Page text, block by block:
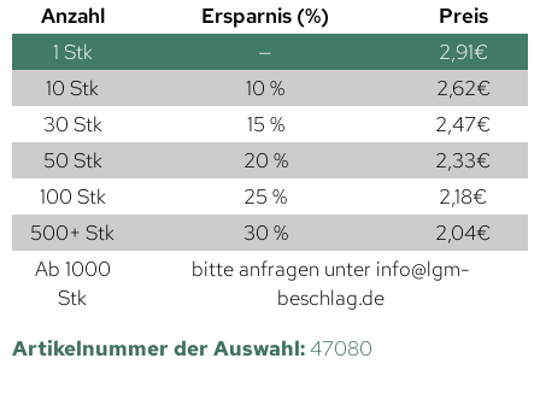
Anzahl Ersparnis (%)
Preis
1 Stk — 2,91€
10 Stk
10 % 2,62€
30 Stk
15 % 2,47€
50 Stk
20 % 2,33€
100 Stk
25 % 2,18€
500+ Stk
30 % 2,04€
Ab 1000
Stk
bitte anfragen unter info@lgm-
beschlag.de
Artikelnummer der Auswahl:47080